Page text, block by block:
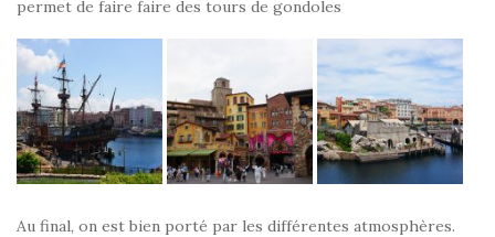
permet de faire faire des tours de gondoles
Au final, on est bien porté par les différentes atmosphères.